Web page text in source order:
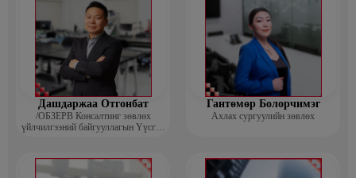
Дашдаржаа Отгонбат
/ОБЗЕРВ Консалтинг зөвлөх
үйлчилгээний байгууллагын Үүсгэн
Гантөмөр Болорчимэг
Ахлах сургуулийн зөвлөх